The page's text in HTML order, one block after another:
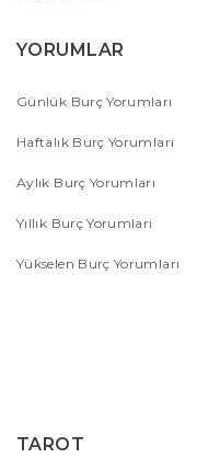
YORUMLAR
Günlük Burç Yorumları
Haftalık Burç Yorumları
Aylık Burç Yorumları
Yıllık Burç Yorumları
Yükselen Burç Yorumları
TAROT